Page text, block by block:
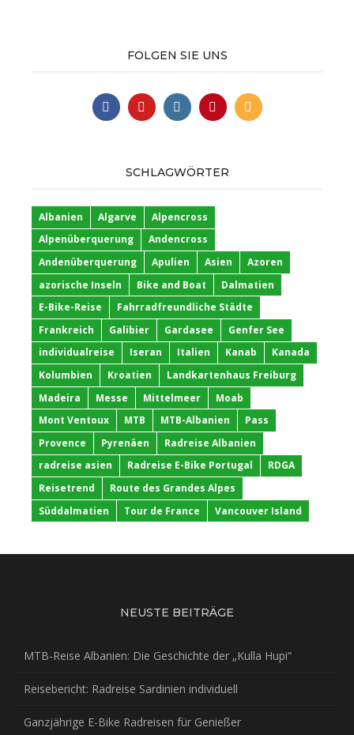
FOLGEN SIE UNS
SCHLAGWÖRTER
Albanien Algarve
Alpencross
Alpenüberquerung
Andencross
Andenüberquerung
Apulien Asien
Azoren
azorische Inseln
Bike and Boat
Dalmatien
E-Bike-Reise
Fahrradfreundliche Städte
Frankreich
Galibier Gardasee
Genfer See
individualreise
Iseran Italien Kanab
Kanada
Kolumbien
Kroatien
Landkartenhaus Freiburg
Madeira
Messe Mittelmeer
Moab
Mont Ventoux
MTB MTB-Albanien
Pass
Provence
Pyrenäen
Radreise Albanien
radreise asien
Radreise E-Bike Portugal
RDGA
Reisetrend
Route des Grandes Alpes
Süddalmatien
Tour de France Vancouver Island
NEUSTE BEITRÄGE
MTB-Reise Albanien: Die Geschichte der „Kulla Hupi“
Reisebericht: Radreise Sardinien individuell
Ganzjährige E-Bike Radreisen für Genießer